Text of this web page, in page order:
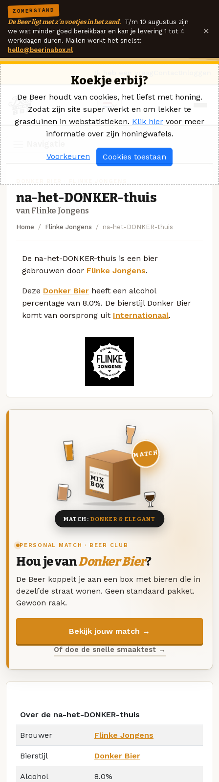
ZOMERSTAND
De Beer ligt met z'n voetjes in het zand. T/m 10 augustus zijn
we wat minder goed bereikbaar en kan je levering 1 tot 4
werkdagen duren. Mailen werkt het snelst:
hello@beerinabox.nl
×
na-het-DONKER-thuis
van Flinke Jongens
Home Flinke Jongens na-het-DONKER-thuis
De na-het-DONKER-thuis is een bier
gebrouwen door Flinke Jongens.
Deze Donker Bier heeft een alcohol
percentage van 8.0%. De bierstijl Donker Bier
komt van oorsprong uit Internationaal.
PERSONAL MATCH · BEER CLUB
Hou je vanDonker Bier?
De Beer koppelt je aan een box met bieren die in
dezelfde straat wonen. Geen standaard pakket.
Gewoon raak.
Bekijk jouw match →
Of doe de snelle smaaktest →
DEZE MAAND
MIX
BOX
8 BIEREN
MATCH
MATCH: DONKER & ELEGANT
Over de na-het-DONKER-thuis
Brouwer Flinke Jongens
Bierstijl Donker Bier
Alcohol 8.0%
Koekje erbij?
De Beer houdt van cookies, het liefst met honing.
Zodat zijn site super werkt en om lekker te
grasduinen in webstatistieken. Klik hier voor meer
informatie over zijn honingwafels.
Voorkeuren Cookies toestaan